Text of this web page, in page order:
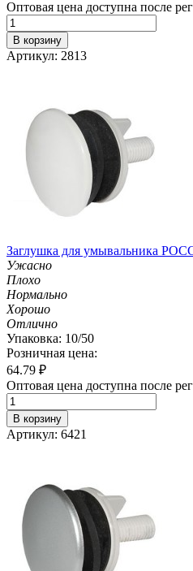
Оптовая цена доступна после
В корзину
Артикул: 2813
Заглушка для умывальника
Ужасно
Плохо
Нормально
Хорошо
Отлично
Упаковка: 10/50
Розничная цена:
64.79 ₽
Оптовая цена доступна после
В корзину
Артикул: 6421